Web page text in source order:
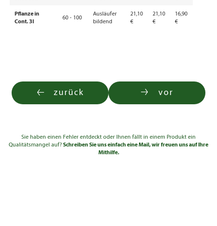
Pflanze in
Cont. 3l
60 - 100
Ausläufer
bildend
21,10
€
21,10
€
16,90
€
zurück vor
Sie haben einen Fehler entdeckt oder Ihnen fällt in einem Produkt ein
Qualitätsmangel auf?Schreiben Sie uns einfach eine Mail, wir freuen uns auf Ihre
Mithilfe.